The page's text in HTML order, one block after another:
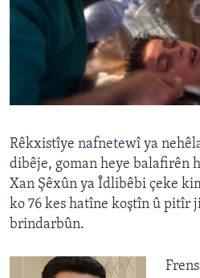
ÇAND Û HUNER
SERNIVÎS
Learning English
FOLLOW US
Zimanên Din
Rêkxistîye nafnetewî ya
dibêje, goman heye balafirên
Xan Şêxûn ya Îdlibêbi çeke
ko 76 kes hatîne koştîn û pitîr
brindarbûn.